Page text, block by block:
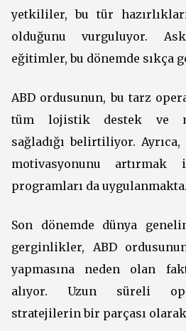
yetkililer, bu tür
olduğunu vurguluyor.
eğitimler, bu dönemde sıkça
ABD ordusunun, bu tarz
tüm lojistik destek ve
sağladığı belirtiliyor.
motivasyonunu
programları da uygulanmakta.
Son dönemde dünya
gerginlikler, ABD
yapmasına neden olan
alıyor. Uzun süreli
stratejilerin bir parçası